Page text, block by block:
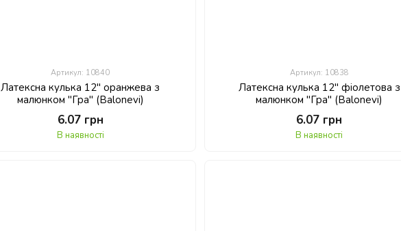
Артикул: 10840
Латексна кулька 12" оранжева з
малюнком "Гра" (Balonevi)
6.07 грн
В наявності
Артикул: 10838
Латексна кулька 12" фіолетова з
малюнком "Гра" (Balonevi)
6.07 грн
В наявності